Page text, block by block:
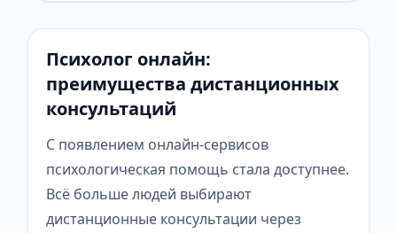
Психолог онлайн:
преимущества дистанционных
консультаций
С появлением онлайн-сервисов
психологическая помощь стала доступнее.
Всё больше людей выбирают
дистанционные консультации через